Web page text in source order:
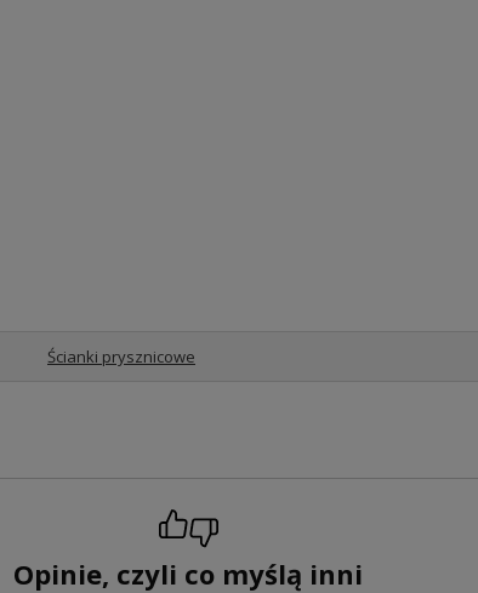
Ścianki prysznicowe
Opinie, czyli co myślą inni